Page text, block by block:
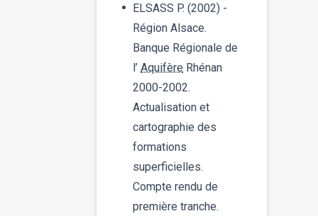
ELSASS P. (2002) -
Région Alsace.
Banque Régionale de
l’ Aquifère Rhénan
2000-2002.
Actualisation et
cartographie des
formations
superficielles.
Compte rendu de
première tranche.